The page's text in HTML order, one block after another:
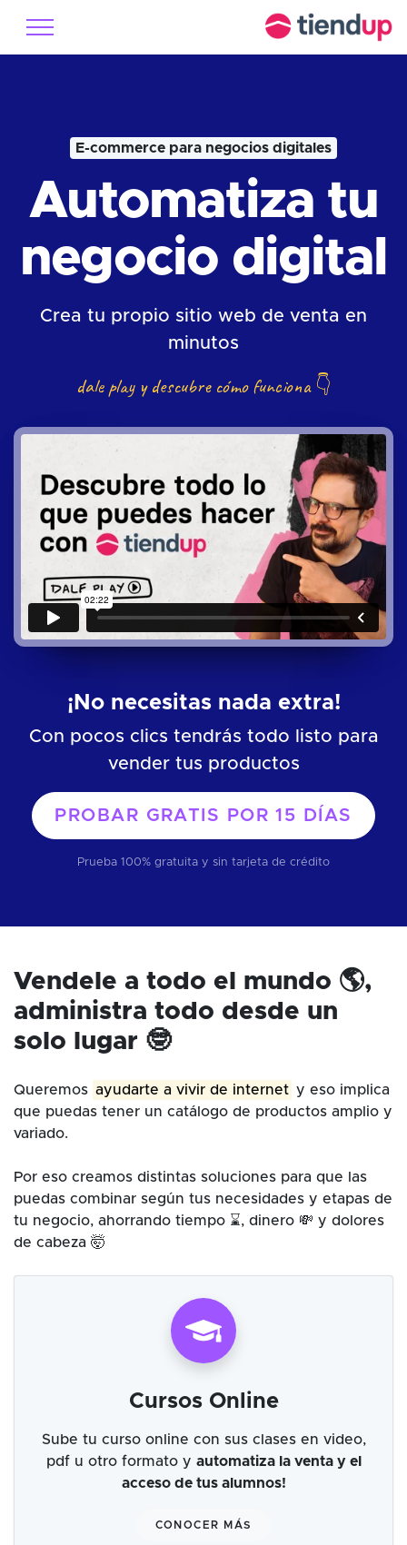
E-commerce para negocios digitales
Automatiza tu
negocio digital
Crea tu propio sitio web de venta en
minutos
dale play y descubre cómo funciona 👇
¡No necesitas nada extra!
Con pocos clics tendrás todo listo para
vender tus productos
PROBAR GRATIS POR15 DÍAS
Prueba 100% gratuita y sin tarjeta de crédito
Vendele a todo el mundo 🌎,
administra todo desde un
solo lugar 🤓
Queremos ayudarte a vivir de internet y eso implica
que puedas tener un catálogo de productos amplio y
variado.
Por eso creamos distintas soluciones para que las
puedas combinar según tus necesidades y etapas de
tu negocio, ahorrando tiempo ⌛, dinero 💸 y dolores
de cabeza 🤯
Cursos Online
Sube tu curso online con sus clases en video,
pdf u otro formato y automatiza la venta y el
acceso de tus alumnos!
CONOCER MÁS